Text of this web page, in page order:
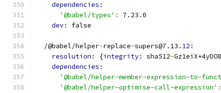
dependencies:
'@babel/types' :
7.23.0
dev: false
  /@babel/helper
-replace-supers@7.13. 12:
resolution:
{integrity: sha512-
dependencies:
'@babel/helper-member-expression-to-
'@babel/helper-optimise-call-expression' :